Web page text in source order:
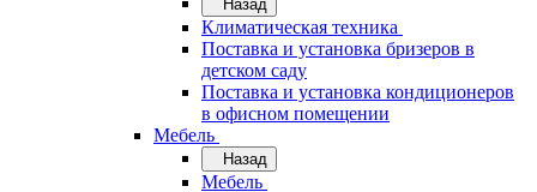
Назад
Климатическая техника
Поставка и установка бризеров в
детском саду
Поставка и установка кондиционеров
в офисном помещении
Мебель
Назад
Мебель